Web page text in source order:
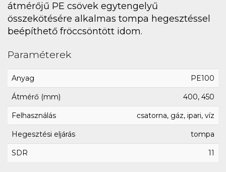
átmérőjű PE csövek egytengelyű
összekötésére alkalmas tompa hegesztéssel
beépíthető fröccsöntött idom.
Paraméterek
Anyag PE100
Átmérő (mm) 400, 450
Felhasználás csatorna, gáz, ipari, víz
Hegesztési eljárás tompa
SDR 11